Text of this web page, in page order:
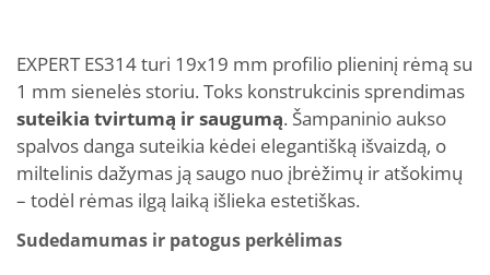
EXPERT ES314 turi 19x19 mm profilio plieninį rėmą su
1 mm sienelės storiu. Toks konstrukcinis sprendimas
suteikia tvirtumą ir saugumą. Šampaninio aukso
spalvos danga suteikia kėdei elegantišką išvaizdą, o
miltelinis dažymas ją saugo nuo įbrėžimų ir atšokimų
– todėl rėmas ilgą laiką išlieka estetiškas.
Sudedamumas ir patogus perkėlimas